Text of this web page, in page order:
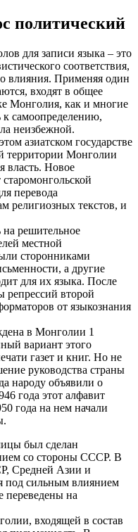
политический
для записи языка – это
соответствия,
влияния. Применяя один
входят в общее
Монголия, как и многие
к самоопределению,
неизбежной.
азиатском государстве
территории Монголии
власть. Новое
старомонгольской
перевода
религиозных текстов, и
решительное
местной
сторонниками
а другие
для их языка. После
репрессий второй
от языкознания
в Монголии 1
вариант этого
газет и книг. Но не
руководства страны
народу объявили о
года этот алфавит
года на нем начали
был сделан
со стороны СССР. В
Средней Азии и
под сильным влиянием
переведены на
входящей в состав